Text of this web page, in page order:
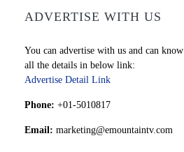
ADVERTISE WITH US
You can advertise with us and can know
all the details in below link:
Advertise Detail Link
Phone: +01-5010817
Email: marketing@emountaintv.com